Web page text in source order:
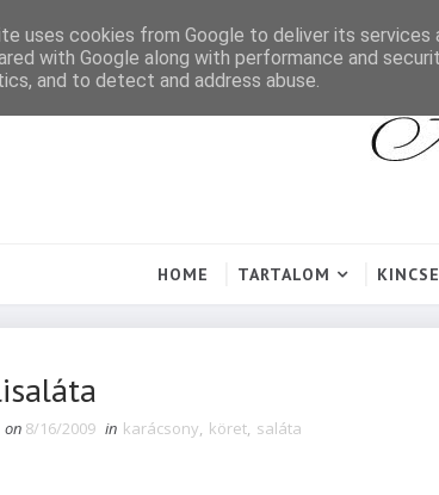
HOME TARTALOM
on 8/16/2009 in karácsony, köret, saláta
uses cookies from Google to deliver its services
with Google along with performance and
and to detect and address abuse.